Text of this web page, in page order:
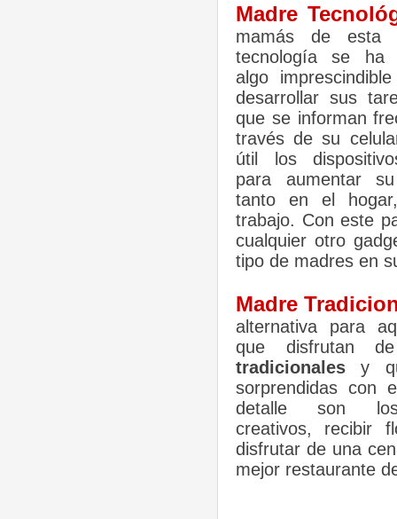
Madre
mamás de esta
tecnología se ha
algo
desarrollar sus
que se informan
través de su
útil los
para aumentar
tanto en el
trabajo. Con este
cualquier otro
tipo de madres en
Madre
alternativa para
que disfrutan
tradicionales y
sorprendidas con
detalle son los
creativos, recibir
disfrutar de una
mejor restaurante